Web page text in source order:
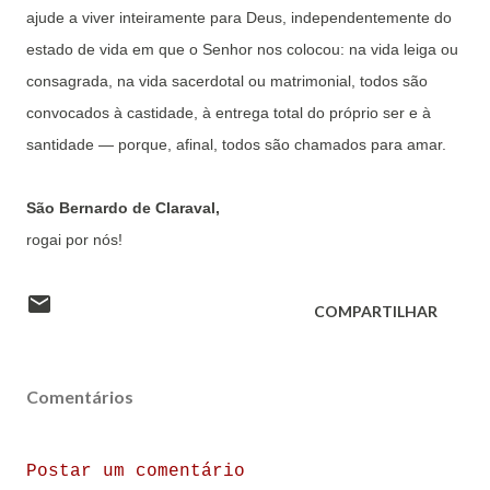
ajude a viver inteiramente para Deus, independentemente do
estado de vida em que o Senhor nos colocou: na vida leiga ou
consagrada, na vida sacerdotal ou matrimonial, todos são
convocados à castidade, à entrega total do próprio ser e à
santidade — porque, afinal, todos são chamados para amar.
São Bernardo de Claraval,
rogai por nós!
COMPARTILHAR
Comentários
Postar um comentário